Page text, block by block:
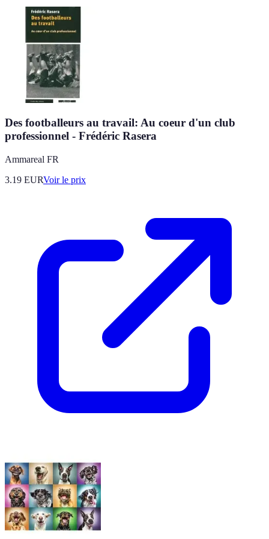
Des footballeurs au travail: Au coeur d'un club
professionnel - Frédéric Rasera
Ammareal FR
3.19 EURVoir le prix